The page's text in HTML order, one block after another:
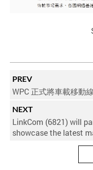
PREV
WPC 正式將車載移動
NEXT
LinkCom (6821) will
showcase the latest
Booth 2147 warmly